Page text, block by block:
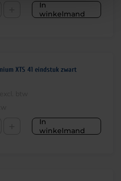
In
winkelmand
XTS 41 eindstuk zwart
In
winkelmand